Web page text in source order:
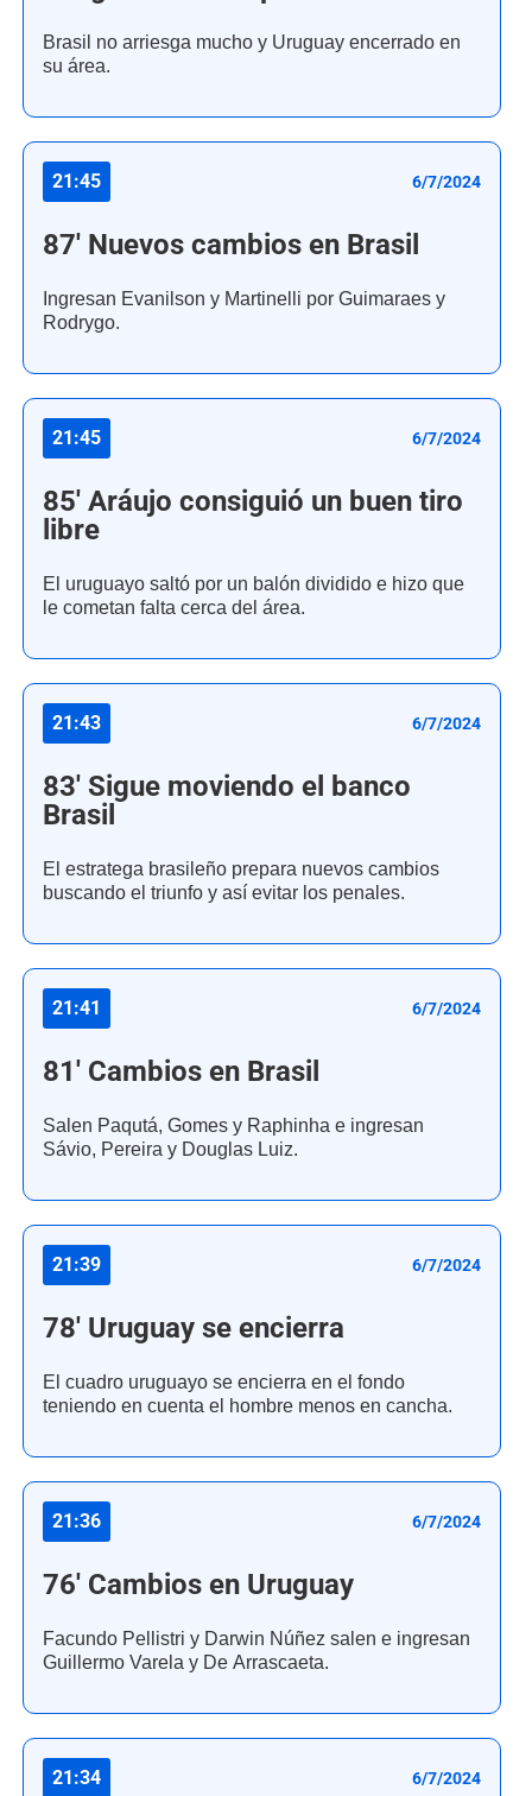
Brasil no arriesga mucho y Uruguay encerrado en
su área.
21:45 6/7/2024
87' Nuevos cambios en Brasil
Ingresan Evanilson y Martinelli por Guimaraes y
Rodrygo.
21:45 6/7/2024
85' Aráujo consiguió un buen tiro
libre
El uruguayo saltó por un balón dividido e hizo que
le cometan falta cerca del área.
21:43 6/7/2024
83' Sigue moviendo el banco
Brasil
El estratega brasileño prepara nuevos cambios
buscando el triunfo y así evitar los penales.
21:41 6/7/2024
81' Cambios en Brasil
Salen Paqutá, Gomes y Raphinha e ingresan
Sávio, Pereira y Douglas Luiz.
21:39 6/7/2024
78' Uruguay se encierra
El cuadro uruguayo se encierra en el fondo
teniendo en cuenta el hombre menos en cancha.
21:36 6/7/2024
76' Cambios en Uruguay
Facundo Pellistri y Darwin Núñez salen e ingresan
Guillermo Varela y De Arrascaeta.
21:34 6/7/2024